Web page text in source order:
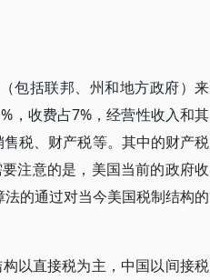
包括联邦、州和地方政府）来
，收费占7%，经营性收入和其
税、财产税等。其中的财产税
注意的是，美国当前的政府收
的通过对当今美国税制结构的
以直接税为主，中国以间接税